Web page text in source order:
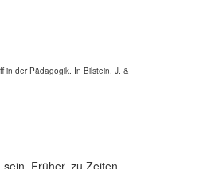
in der Pädagogik. In Bilstein, J. &